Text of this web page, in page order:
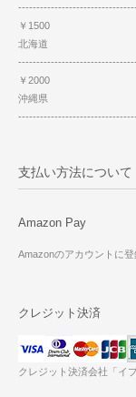
￥1500
北海道
￥2000
沖縄県
支払い方法について
Amazon Pay
Amazonのアカウントに
クレジット決済
クレジット決済会社「イ